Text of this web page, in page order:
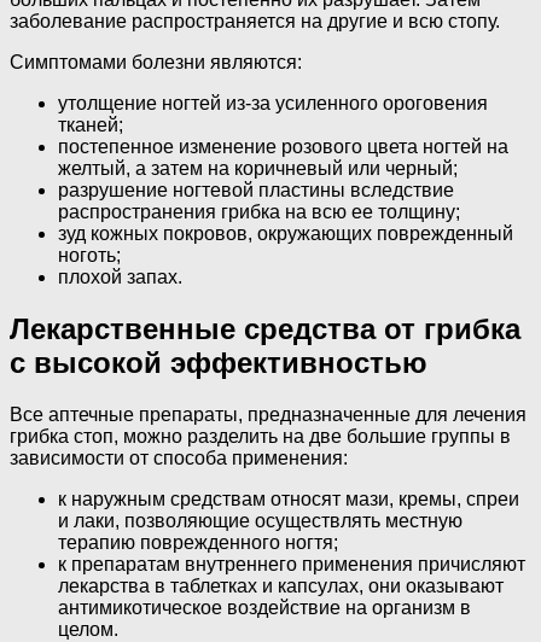
заболевание распространяется на другие и всю стопу.
Симптомами болезни являются:
утолщение ногтей из-за усиленного ороговения
тканей;
постепенное изменение розового цвета ногтей на
желтый, а затем на коричневый или черный;
разрушение ногтевой пластины вследствие
распространения грибка на всю ее толщину;
зуд кожных покровов, окружающих поврежденный
ноготь;
плохой запах.
Лекарственные средства от грибка
с высокой эффективностью
Все аптечные препараты, предназначенные для лечения
грибка стоп, можно разделить на две большие группы в
зависимости от способа применения:
к наружным средствам относят мази, кремы, спреи
и лаки, позволяющие осуществлять местную
терапию поврежденного ногтя;
к препаратам внутреннего применения причисляют
лекарства в таблетках и капсулах, они оказывают
антимикотическое воздействие на организм в
целом.